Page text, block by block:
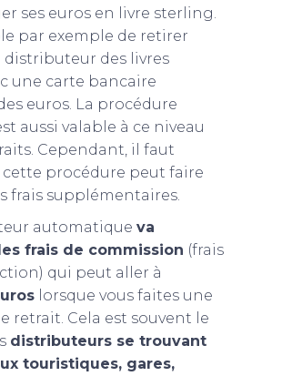
ses euros en livre sterling.
par exemple de retirer
distributeur des livres
une carte bancaire
euros. La procédure
aussi valable à ce niveau
Cependant, il faut
procédure peut faire
frais supplémentaires.
automatique va
frais de commission (frais
qui peut aller à
lorsque vous faites une
retrait. Cela est souvent le
distributeurs se trouvant
touristiques, gares,